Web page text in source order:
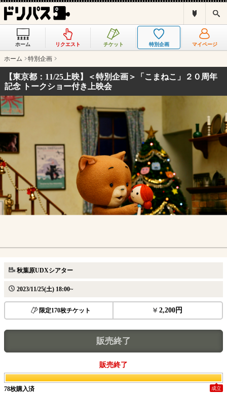
ス
ホーム リクエスト チケット 特別企画 マイページ
ホーム 特別企画
【東京都：11/25上映】＜特別企画＞「こまねこ」２０周年
記念 トークショー付き上映会
秋葉原UDXシアター
2023/11/25(土) 18:00~
限定170枚チケット 2,200円
販売終了
販売終了
78枚購入済 成立